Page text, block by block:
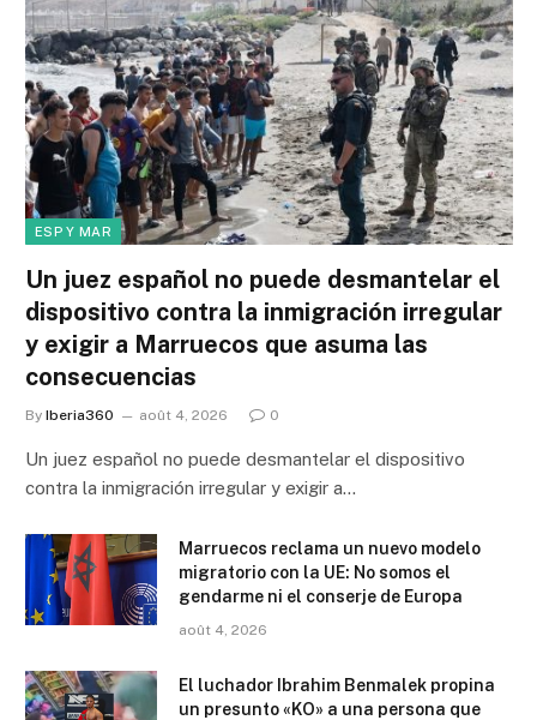
ESP Y MAR
Un juez español no puede desmantelar el
dispositivo contra la inmigración irregular
y exigir a Marruecos que asuma las
consecuencias
By Iberia360 août 4, 2026 0
Un juez español no puede desmantelar el dispositivo
contra la inmigración irregular y exigir a…
Marruecos reclama un nuevo modelo
migratorio con la UE: No somos el
gendarme ni el conserje de Europa
août 4, 2026
El luchador Ibrahim Benmalek propina
un presunto «KO» a una persona que